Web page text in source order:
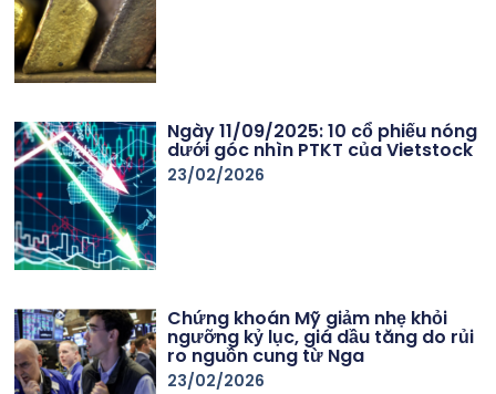
Ngày 11/09/2025: 10 cổ phiếu nóng
dưới góc nhìn PTKT của Vietstock
23/02/2026
Chứng khoán Mỹ giảm nhẹ khỏi
ngưỡng kỷ lục, giá dầu tăng do rủi
ro nguồn cung từ Nga
23/02/2026